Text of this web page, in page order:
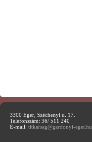
3300 Eger, Széchenyi u. 17.
Telefonszám: 36/ 511 240
E-mail: titkarsag@gardonyi-eger.hu